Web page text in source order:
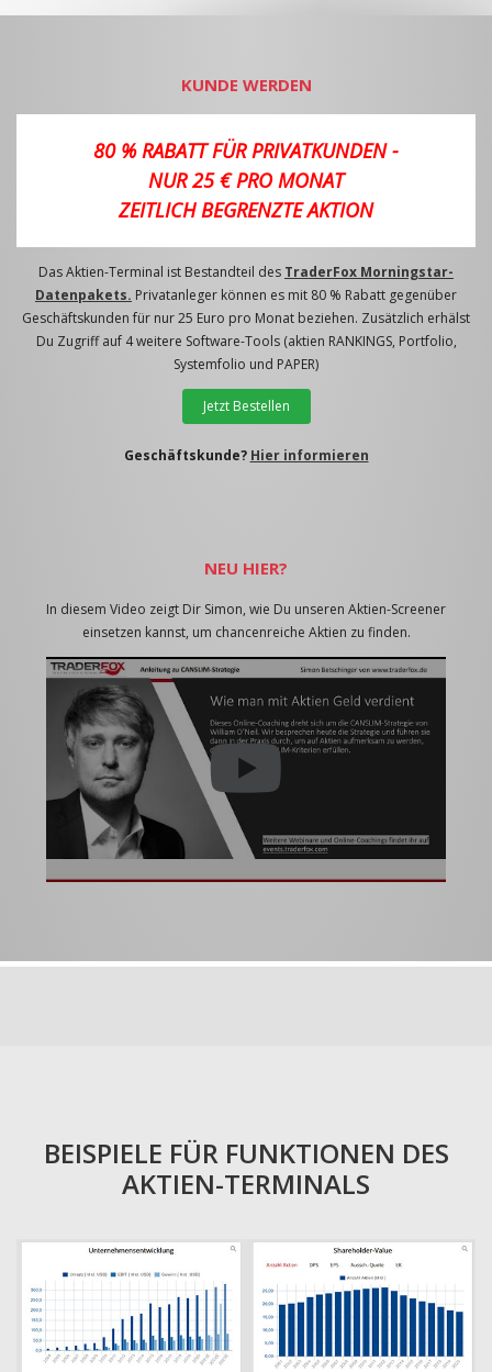
KUNDE WERDEN
80 % RABATT FÜR PRIVATKUNDEN -
NUR 25 € PRO MONAT
ZEITLICH BEGRENZTE AKTION
Das Aktien-Terminal ist Bestandteil des TraderFox Morningstar-
Datenpakets. Privatanleger können es mit 80 % Rabatt gegenüber
Geschäftskunden für nur 25 Euro pro Monat beziehen. Zusätzlich erhälst
Du Zugriff auf 4 weitere Software-Tools (aktien RANKINGS, Portfolio,
Systemfolio und PAPER)
Jetzt Bestellen
Geschäftskunde? Hier informieren
NEU HIER?
In diesem Video zeigt Dir Simon, wie Du unseren Aktien-Screener
einsetzen kannst, um chancenreiche Aktien zu finden.
BEISPIELE FÜR FUNKTIONEN DES
AKTIEN-TERMINALS